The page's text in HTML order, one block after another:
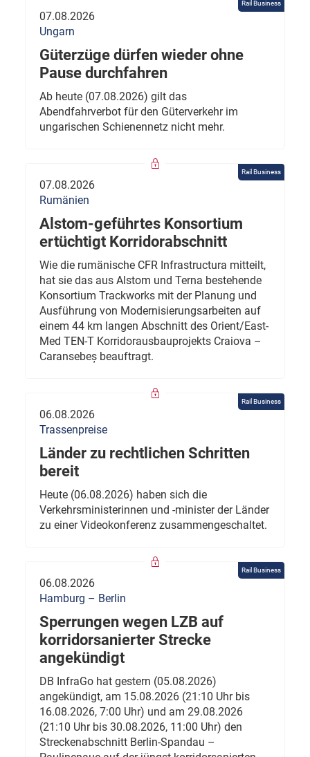
Rail Business
07.08.2026
Ungarn
Güterzüge dürfen wieder ohne
Pause durchfahren
Ab heute (07.08.2026) gilt das
Abendfahrverbot für den Güterverkehr im
ungarischen Schienennetz nicht mehr.
Rail Business
07.08.2026
Rumänien
Alstom-geführtes Konsortium
ertüchtigt Korridorabschnitt
Wie die rumänische CFR Infrastructura mitteilt,
hat sie das aus Alstom und Terna bestehende
Konsortium Trackworks mit der Planung und
Ausführung von Modernisierungsarbeiten auf
einem 44 km langen Abschnitt des Orient/East-
Med TEN-T Korridorausbauprojekts Craiova –
Caransebeș beauftragt.
Rail Business
06.08.2026
Trassenpreise
Länder zu rechtlichen Schritten
bereit
Heute (06.08.2026) haben sich die
Verkehrsministerinnen und -minister der Länder
zu einer Videokonferenz zusammengeschaltet.
Rail Business
06.08.2026
Hamburg – Berlin
Sperrungen wegen LZB auf
korridorsanierter Strecke
angekündigt
DB InfraGo hat gestern (05.08.2026)
angekündigt, am 15.08.2026 (21:10 Uhr bis
16.08.2026, 7:00 Uhr) und am 29.08.2026
(21:10 Uhr bis 30.08.2026, 11:00 Uhr) den
Streckenabschnitt Berlin-Spandau –